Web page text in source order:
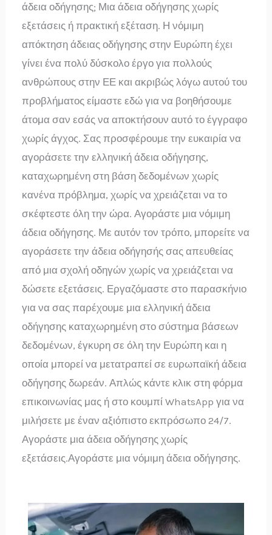
άδεια οδήγησης; Μια άδεια οδήγησης χωρίς
εξετάσεις ή πρακτική εξέταση. Η νόμιμη
απόκτηση άδειας οδήγησης στην Ευρώπη έχει
γίνει ένα πολύ δύσκολο έργο για πολλούς
ανθρώπους στην ΕΕ και ακριβώς λόγω αυτού του
προβλήματος είμαστε εδώ για να βοηθήσουμε
άτομα σαν εσάς να αποκτήσουν αυτό το έγγραφο
χωρίς άγχος. Σας προσφέρουμε την ευκαιρία να
αγοράσετε την ελληνική άδεια οδήγησης,
καταχωρημένη στη βάση δεδομένων χωρίς
κανένα πρόβλημα, χωρίς να χρειάζεται να το
σκέφτεστε όλη την ώρα. Αγοράστε μια νόμιμη
άδεια οδήγησης. Με αυτόν τον τρόπο, μπορείτε να
αγοράσετε την άδεια οδήγησής σας απευθείας
από μια σχολή οδηγών χωρίς να χρειάζεται να
δώσετε εξετάσεις. Εργαζόμαστε στο παρασκήνιο
για να σας παρέχουμε μια ελληνική άδεια
οδήγησης καταχωρημένη στο σύστημα βάσεων
δεδομένων, έγκυρη σε όλη την Ευρώπη και η
οποία μπορεί να μετατραπεί σε ευρωπαϊκή άδεια
οδήγησης δωρεάν. Απλώς κάντε κλικ στη φόρμα
επικοινωνίας μας ή στο κουμπί WhatsApp για να
μιλήσετε με έναν αξιόπιστο εκπρόσωπο 24/7.
Αγοράστε μια άδεια οδήγησης χωρίς
εξετάσεις.Αγοράστε μια νόμιμη άδεια οδήγησης.